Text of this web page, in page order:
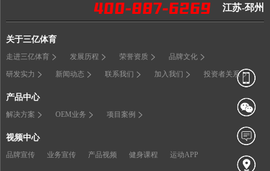
江苏-邳州
关于三亿体育
走进三亿体育 发展历程 荣誉资质 品牌文化
研发实力 新闻动态 联系我们 加入我们 投资者关系
产品中心
解决方案 OEM业务 项目案例
视频中心
品牌宣传 业务宣传 产品视频 健身课程 运动APP